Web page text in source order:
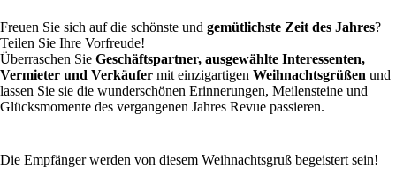
Freuen Sie sich auf die schönste und gemütlichste Zeit des Jahres?
Teilen Sie Ihre Vorfreude!
Überraschen Sie Geschäftspartner, ausgewählte Interessenten,
Vermieter und Verkäufer mit einzigartigen Weihnachtsgrüßen und
lassen Sie sie die wunderschönen Erinnerungen, Meilensteine und
Glücksmomente des vergangenen Jahres Revue passieren.
Die Empfänger werden von diesem Weihnachtsgruß begeistert sein!